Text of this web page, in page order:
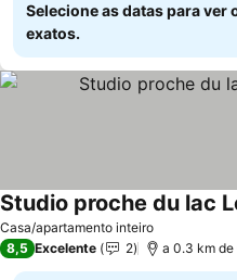
Selecione as datas para ver
exatos.
Casa/apartamento inteiro
Studio proche du lac
8,5 Excelente 2 a 0.3 km